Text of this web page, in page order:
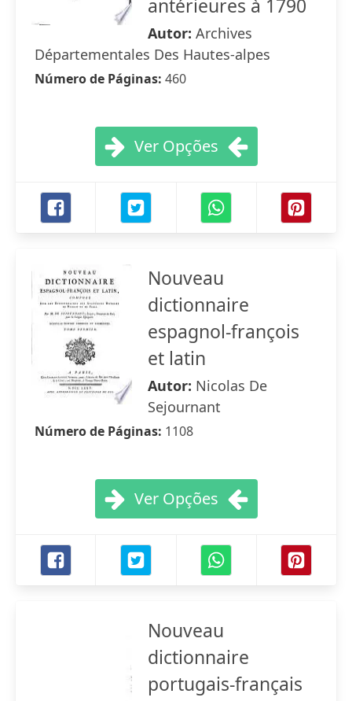
antérieures à 1790
Autor: Archives
Départementales Des Hautes-alpes
Número de Páginas: 460
Ver Opções
Nouveau
dictionnaire
espagnol-françois
et latin
Autor: Nicolas De
Sejournant
Número de Páginas: 1108
Ver Opções
Nouveau
dictionnaire
portugais-français